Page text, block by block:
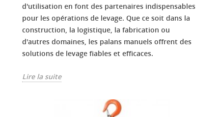
d'utilisation en font des partenaires indispensables
pour les opérations de levage. Que ce soit dans la
construction, la logistique, la fabrication ou
d'autres domaines, les palans manuels offrent des
solutions de levage fiables et efficaces.
Lire la suite